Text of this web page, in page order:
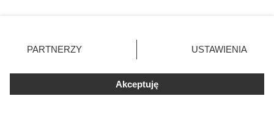
zmienić/wycofać klikając przycisk ustawień prywatności
znajdujący się w lewym dolnym rogu strony
rodzaje przetwarzania danych nie wymagają zgody
użytkownika, ale masz prawo sprzeciwić się takiemu
przetwarzaniu. Preferencje będą miały zastosowania tylko
PARTNERZY USTAWIENIA
Akceptuję